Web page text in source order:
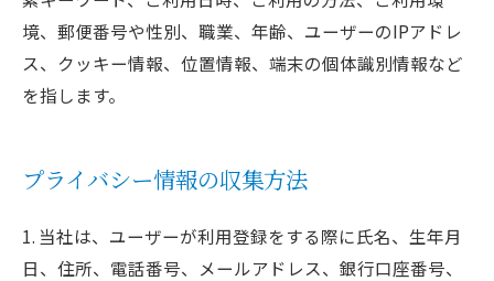
境、郵便番号や性別、職業、年齢、ユーザーのIPアドレ
ス、クッキー情報、位置情報、端末の個体識別情報など
を指します。
プライバシー情報の収集方法
1. 当社は、ユーザーが利用登録をする際に氏名、生年月
日、住所、電話番号、メールアドレス、銀行口座番号、